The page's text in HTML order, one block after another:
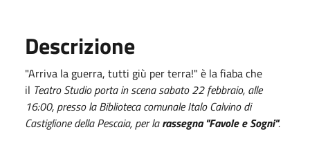
Descrizione
"Arriva la guerra, tutti giù per terra!" è la fiaba che
il Teatro Studio porta in scenasabato22 febbraio, alle
16:00, presso la Biblioteca comunale Italo Calvino di
Castiglione della Pescaia, per larassegna "Favole e Sogni".